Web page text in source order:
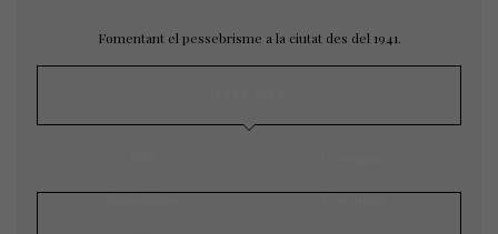
Fomentant el pessebrisme a la ciutat des del 1941.
Exposicions Concursos